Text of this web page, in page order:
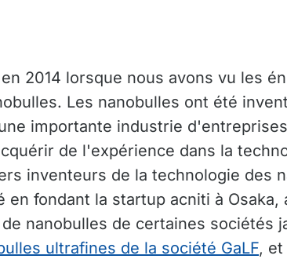
2014 lorsque nous avons vu les
Les nanobulles ont été
importante industrie
de l'expérience dans la
inventeurs de la technologie des
fondant la startup acniti à
nanobulles de certaines sociétés
ultrafines de la société GaLF,